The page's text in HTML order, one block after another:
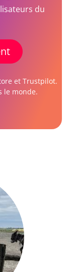
du
et Trustpilot.
le monde.